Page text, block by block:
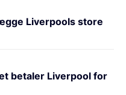
Liverpools store
betaler Liverpool for